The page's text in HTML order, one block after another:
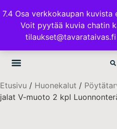
7.4 Osa verkkokaupan kuvista
Voit pyytää kuvia chatin
tilaukset@tavarataivas.fi
ILMAINEN TOIMITUS
Etusivu / Huonekalut /
jalat V-muoto 2 kpl